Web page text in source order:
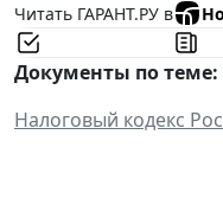
Читать ГАРАНТ.РУ в
Документы по теме:
Налоговый кодекс